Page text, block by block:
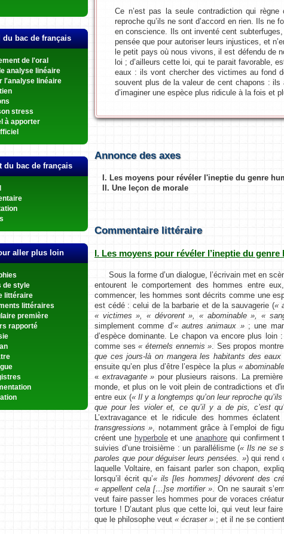
du bac de français
de l'oral
analyse linéaire
l'analyse linéaire
stress
à apporter
du bac de français
aller plus loin
de style
littéraire
littéraires
première
rapporté
Ce n’est pas la seule contradiction qui
reproche qu’ils ne sont d’accord en rien. Ils ne
en conscience. Ils ont inventé cent
pensée que pour autoriser leurs injustices, et
le petit pays où nous vivons, il est défendu de
loi ; d’ailleurs cette loi, qui te parait favorable,
eaux : ils vont chercher des victimes au fond
souvent plus de la valeur de cent chapons :
d’imaginer une espèce plus ridicule à la fois et
Annonce des axes
I. Les moyens pour révéler l'ineptie du genre
II. Une leçon de morale
Commentaire littéraire
I. Les moyens pour révéler l’ineptie du
Sous la forme d’un dialogue, l’écrivain met en
entourent le comportement des hommes entre
commencer, les hommes sont décrits comme une
est cédé : celui de la barbarie et de la sauvagerie («
« victimes », « dévorent », « abominable », «
simplement comme d’« autres animaux »; une
d’espèce dominante. Le chapon va encore plus loin
comme ses« éternels ennemis » . Ses propos
que ces jours-là on mangera les habitants des
ensuite qu’en plus d’être l’espèce la plus«
« extravagante » pour plusieurs raisons. La
monde, et plus on le voit plein de contradictions et
entre eux (« Il y a longtemps qu’on leur reproche
que pour les violer et, ce qu’il y a de pis, c’est
L’extravagance et le ridicule des hommes
transgressions » , notamment grâce à l’emploi de
créent une hyperboleet uneanaphore qui confirment
suivies d’une troisième : un parallélisme (« Ils ne se
paroles que pour déguiser leurs pensées. ») qui rend
laquelle Voltaire, en faisant parler son chapon,
lorsqu’il écrit qu’« ils [les hommes] dévorent des
« appellent cela […]se mortifier » . On ne saurait
veut faire passer les hommes pour de voraces
torture ! D’autant plus que cette loi, qui veut leur
que le philosophe veut « écraser » ; et il ne se